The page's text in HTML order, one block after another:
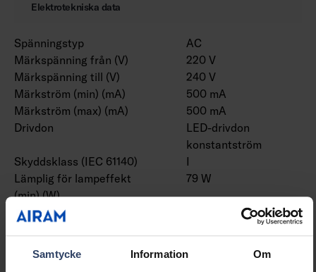
Samtycke Information Om
Elektrotekniska data
Spänningstyp
AC
Märkspänning från (V)
220 V
Märkspänning till (V)
240 V
Märkström (min) (mA)
500 mA
Märkström (max) (mA)
500 mA
Drivdon
LED-drivdon
konstantström
Skyddsklass (IEC 61140)
I
Lämplig för lampeffekt
(min) (W)
79 W
Lämplig för lampeffekt
Ljusutbyte (lm/W)